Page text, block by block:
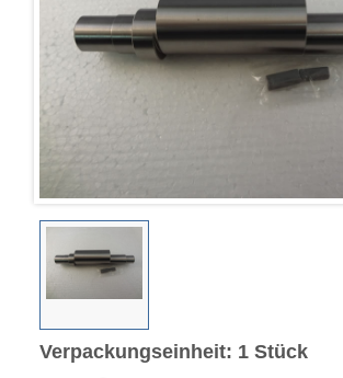
Verpackungseinheit: 1 Stück